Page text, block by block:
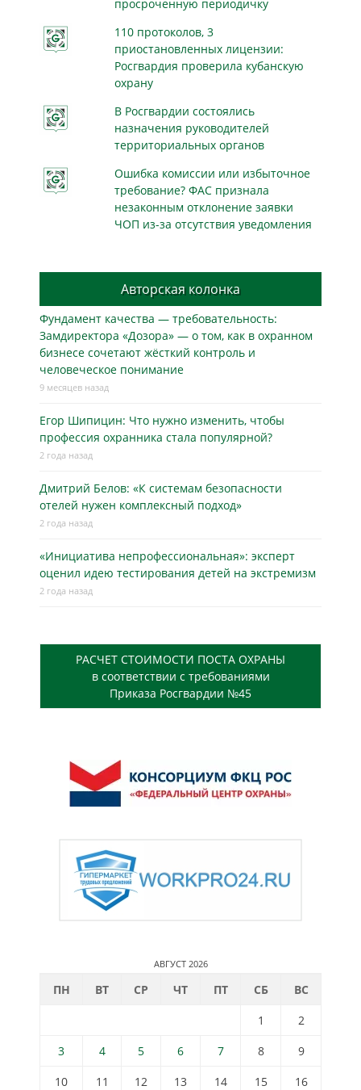
просроченную периодичку
110 протоколов, 3
приостановленных лицензии:
Росгвардия проверила кубанскую
охрану
В Росгвардии состоялись
назначения руководителей
территориальных органов
Ошибка комиссии или избыточное
требование? ФАС признала
незаконным отклонение заявки
ЧОП из-за отсутствия уведомления
Авторская колонка
Фундамент качества — требовательность:
Замдиректора «Дозора» — о том, как в охранном
бизнесe сочетают жёсткий контроль и
человеческое понимание
9 месяцев назад
Егор Шипицин: Что нужно изменить, чтобы
профессия охранника стала популярной?
2 года назад
Дмитрий Белов: «К системам безопасности
отелей нужен комплексный подход»
2 года назад
«Инициатива непрофессиональная»: эксперт
оценил идею тестирования детей на экстремизм
2 года назад
РАСЧЕТ СТОИМОСТИ ПОСТА ОХРАНЫ
в соответствии с требованиями
Приказа Росгвардии №45
АВГУСТ 2026
ПН ВТ СР ЧТ ПТ СБ
ВС
1
2
3
4 5 6 7 8
9
10
11 12 13 14 15
16